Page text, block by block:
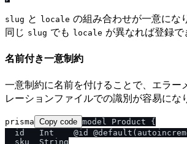
slug と locale の組み合わせが一意にな
同じ slug でも locale が異なれば登録で
名前付き一意制約
一意制約に名前を付けることで、エラー
レーションファイルでの識別が容易にな
prisma Copy code model Product {
id   Int    @id
  sku  String